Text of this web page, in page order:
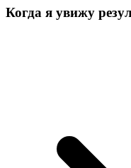
Когда я увижу